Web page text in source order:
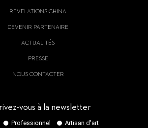
REVELATIONS CHINA
DEVENIR PARTENAIRE
ACTUALITÉS
PRESSE
NOUS CONTACTER
vous à la newsletter